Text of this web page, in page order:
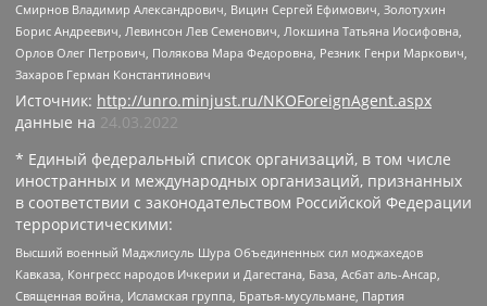
Смирнов Владимир Александрович, Вицин Сергей Ефимович, Золотухин
Борис Андреевич, Левинсон Лев Семенович, Локшина Татьяна Иосифовна,
Орлов Олег Петрович, Полякова Мара Федоровна, Резник Генри Маркович,
Захаров Герман Константинович
Источник: http://unro.minjust.ru/NKOForeignAgent.aspx
данные на 24.03.2022
* Единый федеральный список организаций, в том числе
иностранных и международных организаций, признанных
в соответствии с законодательством Российской Федерации
террористическими:
Высший военный Маджлисуль Шура Объединенных сил моджахедов
Кавказа, Конгресс народов Ичкерии и Дагестана, База, Асбат аль-Ансар,
Священная война, Исламская группа, Братья-мусульмане, Партия